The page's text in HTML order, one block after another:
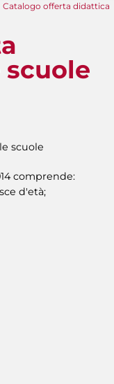
Catalogo offerta didattica
scuole
comprende:
d'età;